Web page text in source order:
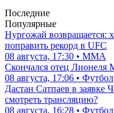
Последние
Популярные
Нургожай возвращается:
поправить рекорд в UFC
08 августа, 17:30 • ММА
Скончался отец
08 августа, 17:06 • Футбол
Дастан Сатпаев в заявке
смотреть трансляцию?
08 августа, 16:28 • Футбол